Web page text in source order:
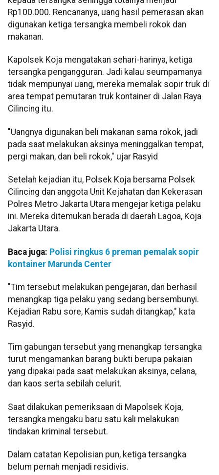
Rp100.000. Rencananya, uang hasil pemerasan akan
digunakan ketiga tersangka membeli rokok dan
makanan.
Kapolsek Koja mengatakan sehari-harinya, ketiga
tersangka pengangguran. Jadi kalau seumpamanya
tidak mempunyai uang, mereka memalak sopir truk di
area tempat pemutaran truk kontainer di Jalan Raya
Cilincing itu.
"Uangnya digunakan beli makanan sama rokok, jadi
pada saat melakukan aksinya meninggalkan tempat,
pergi makan, dan beli rokok," ujar Rasyid
Setelah kejadian itu, Polsek Koja bersama Polsek
Cilincing dan anggota Unit Kejahatan dan Kekerasan
Polres Metro Jakarta Utara mengejar ketiga pelaku
ini. Mereka ditemukan berada di daerah Lagoa, Koja
Jakarta Utara.
Baca juga: Polisi ringkus 6 preman pemalak sopir
kontainer Marunda Center
"Tim tersebut melakukan pengejaran, dan berhasil
menangkap tiga pelaku yang sedang bersembunyi.
Kejadian Rabu sore, Kamis sudah ditangkap," kata
Rasyid.
Tim gabungan tersebut yang menangkap tersangka
turut mengamankan barang bukti berupa pakaian
yang dipakai pada saat melakukan aksinya, celana,
dan kaos serta sebilah celurit.
Saat dilakukan pemeriksaan di Mapolsek Koja,
tersangka mengaku baru satu kali melakukan
tindakan kriminal tersebut.
Dalam catatan Kepolisian pun, ketiga tersangka
belum pernah menjadi residivis.